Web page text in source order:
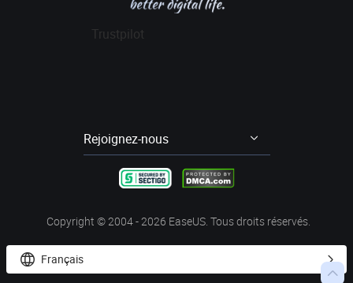

Trustpilot
Rejoignez-nous
  
Copyright ©2004 - 2026 EaseUS. Tous droits réservés.
 Français 